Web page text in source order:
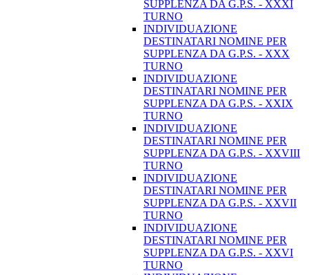
SUPPLENZA DA G.P.S. - XXXI
TURNO
INDIVIDUAZIONE
DESTINATARI NOMINE PER
SUPPLENZA DA G.P.S. - XXX
TURNO
INDIVIDUAZIONE
DESTINATARI NOMINE PER
SUPPLENZA DA G.P.S. - XXIX
TURNO
INDIVIDUAZIONE
DESTINATARI NOMINE PER
SUPPLENZA DA G.P.S. - XXVIII
TURNO
INDIVIDUAZIONE
DESTINATARI NOMINE PER
SUPPLENZA DA G.P.S. - XXVII
TURNO
INDIVIDUAZIONE
DESTINATARI NOMINE PER
SUPPLENZA DA G.P.S. - XXVI
TURNO